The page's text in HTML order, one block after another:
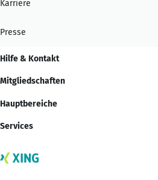
Karriere
Presse
Hilfe & Kontakt
Mitgliedschaften
Hauptbereiche
Services